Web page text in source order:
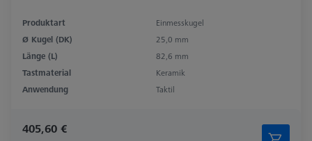
Produktart
Einmesskugel
Ø Kugel (DK)
25,0 mm
Länge (L)
82,6 mm
Tastmaterial
Keramik
Anwendung
Taktil
405,60 €